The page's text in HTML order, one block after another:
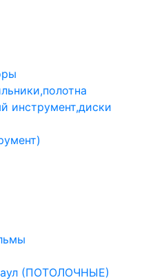
инструмент,диски
(ПОТОЛОЧНЫЕ)